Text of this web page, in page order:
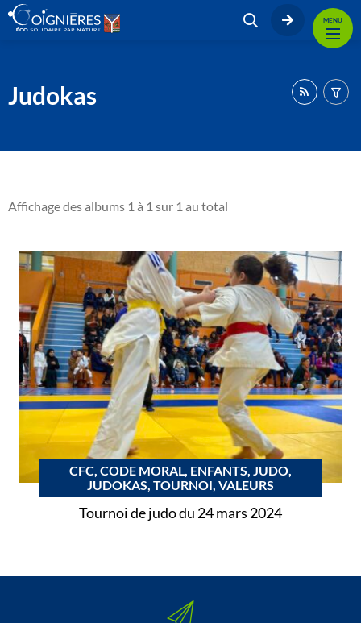
MENU
Judokas
Affichage des albums 1 à 1 sur 1 au total
CFC, CODE MORAL, ENFANTS, JUDO,
JUDOKAS, TOURNOI, VALEURS
Tournoi de judo du 24 mars 2024